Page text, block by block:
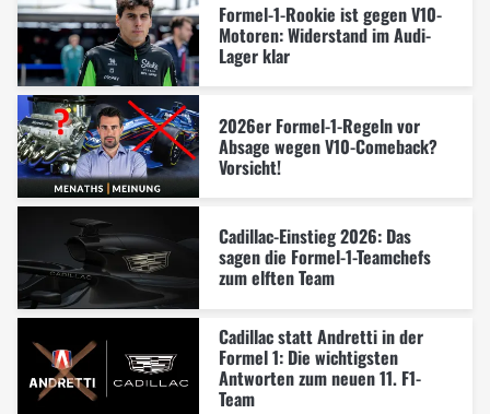
Formel-1-Rookie ist gegen V10-
Motoren: Widerstand im Audi-
Lager klar
2026er Formel-1-Regeln vor
Absage wegen V10-Comeback?
Vorsicht!
Cadillac-Einstieg 2026: Das
sagen die Formel-1-Teamchefs
zum elften Team
Cadillac statt Andretti in der
Formel 1: Die wichtigsten
Antworten zum neuen 11. F1-
Team